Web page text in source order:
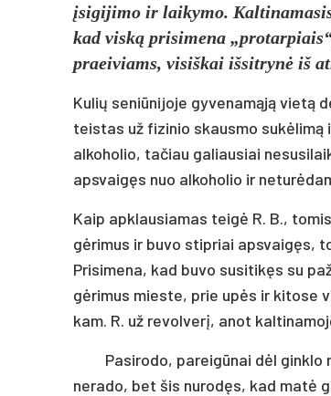
įsigijimo ir laikymo.
kad viską prisimena
praeiviams, visiškai išsitrynė iš
Kulių seniūnijoje gyvenamąją vietą
teistas už fizinio skausmo
alkoholio, tačiau galiausiai
apsvaigęs nuo alkoholio ir
Kaip apklausiamas teigė R. B.,
gėrimus ir buvo stipriai apsvaigęs,
Prisimena, kad buvo susitikęs su
gėrimus mieste, prie upės ir kitose
kam. R. už revolverį, anot
Pasirodo, pareigūnai dėl
nerado, bet šis nurodęs, kad matė